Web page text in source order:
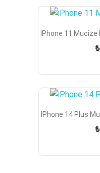
IPhone 11 Mucize
IPhone 14 Plus